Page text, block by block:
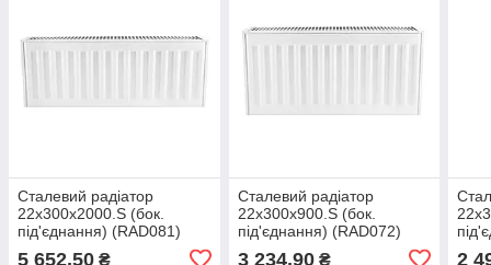
Сталевий радіатор
22х300х2000.S (бок.
під'єднання) (RAD081)
5 652,50 ₴
Сталевий радіатор
22х300х900.S (бок.
під'єднання) (RAD072)
3 234,90₴ 2